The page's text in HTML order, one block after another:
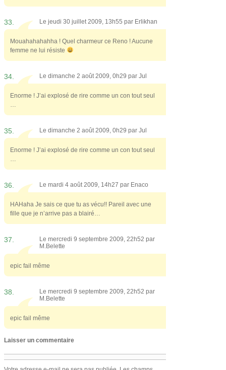
33. Le jeudi 30 juillet 2009, 13h55 par Erlikhan
Mouahahahahha ! Quel charmeur ce Reno ! Aucune
femme ne lui résiste
34. Le dimanche 2 août 2009, 0h29 par Jul
Enorme ! J’ai explosé de rire comme un con tout seul
…
35. Le dimanche 2 août 2009, 0h29 par Jul
Enorme ! J’ai explosé de rire comme un con tout seul
…
36. Le mardi 4 août 2009, 14h27 par Enaco
HAHaha Je sais ce que tu as vécu!! Pareil avec une
fille que je n’arrive pas a blairé…
37.
Le mercredi 9 septembre 2009, 22h52 par
M.Belette
epic fail même
38.
Le mercredi 9 septembre 2009, 22h52 par
M.Belette
epic fail même
Laisser un commentaire